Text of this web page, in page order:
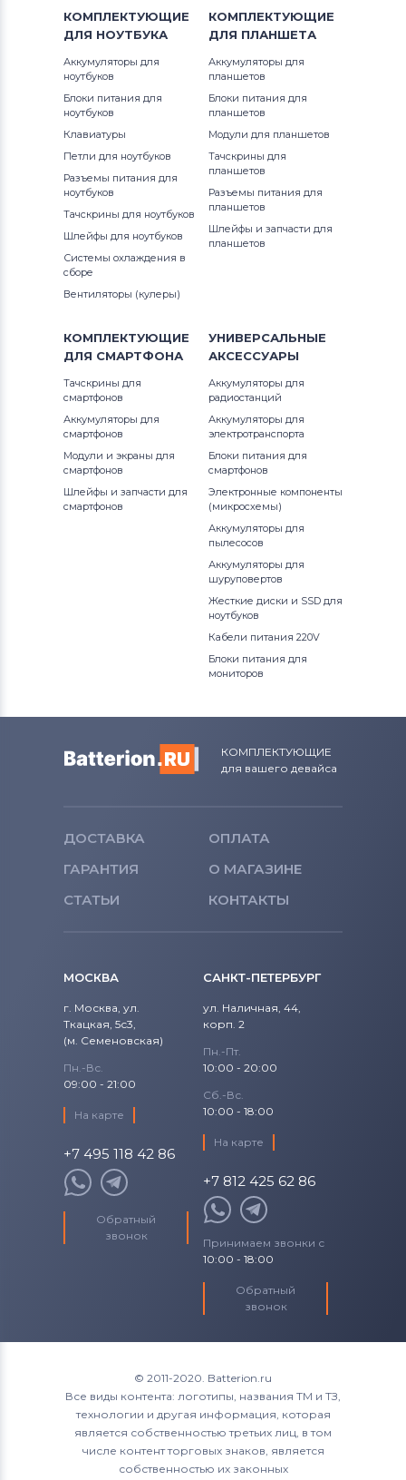
КОМПЛЕКТУЮЩИЕ
ДЛЯ НОУТБУКА
Аккумуляторы для
ноутбуков
Блоки питания для
ноутбуков
Клавиатуры
Петли для ноутбуков
Разъемы питания для
ноутбуков
Тачскрины для ноутбуков
Шлейфы для ноутбуков
Системы охлаждения в
сборе
Вентиляторы (кулеры)
КОМПЛЕКТУЮЩИЕ
ДЛЯ ПЛАНШЕТА
Аккумуляторы для
планшетов
Блоки питания для
планшетов
Модули для планшетов
Тачскрины для
планшетов
Разъемы питания для
планшетов
Шлейфы и запчасти для
планшетов
КОМПЛЕКТУЮЩИЕ
ДЛЯ СМАРТФОНА
Тачскрины для
смартфонов
Аккумуляторы для
смартфонов
Модули и экраны для
смартфонов
Шлейфы и запчасти для
смартфонов
УНИВЕРСАЛЬНЫЕ
АКСЕССУАРЫ
Аккумуляторы для
радиостанций
Аккумуляторы для
электротранспорта
Блоки питания для
смартфонов
Электронные компоненты
(микросхемы)
Аккумуляторы для
пылесосов
Аккумуляторы для
шуруповертов
Жесткие диски и SSD для
ноутбуков
Кабели питания 220V
Блоки питания для
мониторов
КОМПЛЕКТУЮЩИЕ
для вашего девайса
ДОСТАВКА
ОПЛАТА
ГАРАНТИЯ
О МАГАЗИНЕ
СТАТЬИ
КОНТАКТЫ
МОСКВА
г. Москва, ул.
Ткацкая, 5с3,
(м. Семеновская)
Пн.-Вс.
09:00 - 21:00
На карте
+7 495 118 42 86
Обратный
звонок
САНКТ-ПЕТЕРБУРГ
ул. Наличная, 44,
корп. 2
Пн.-Пт.
10:00 - 20:00
Сб.-Вс.
10:00 - 18:00
На карте
+7 812 425 62 86
Принимаем звонки с
10:00 - 18:00
Обратный
звонок
© 2011-2020. Batterion.ru
Все виды контента: логотипы, названия ТМ и ТЗ,
технологии и другая информация, которая
является собственностью третьих лиц, в том
числе контент торговых знаков, является
собственностью их законных